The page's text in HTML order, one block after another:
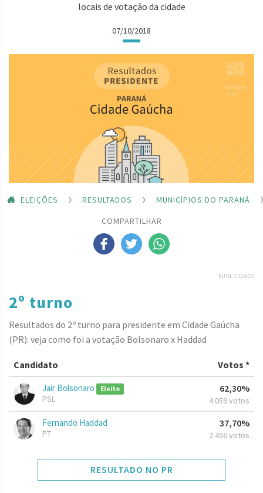
locais de votação da cidade
07/10/2018
ELEIÇÕES RESULTADOS
MUNICÍPIOS DO PARANÁ
COMPARTILHAR
PUBLICIDADE
2º turno
Resultados do 2º turno para presidente em Cidade Gaúcha
(PR): veja como foi a votação Bolsonaro x Haddad
Candidato Votos *
Jair Bolsonaro Eleito
PSL
62,30%
4.059 votos
Fernando Haddad
PT
37,70%
2.456 votos
RESULTADO NO PR